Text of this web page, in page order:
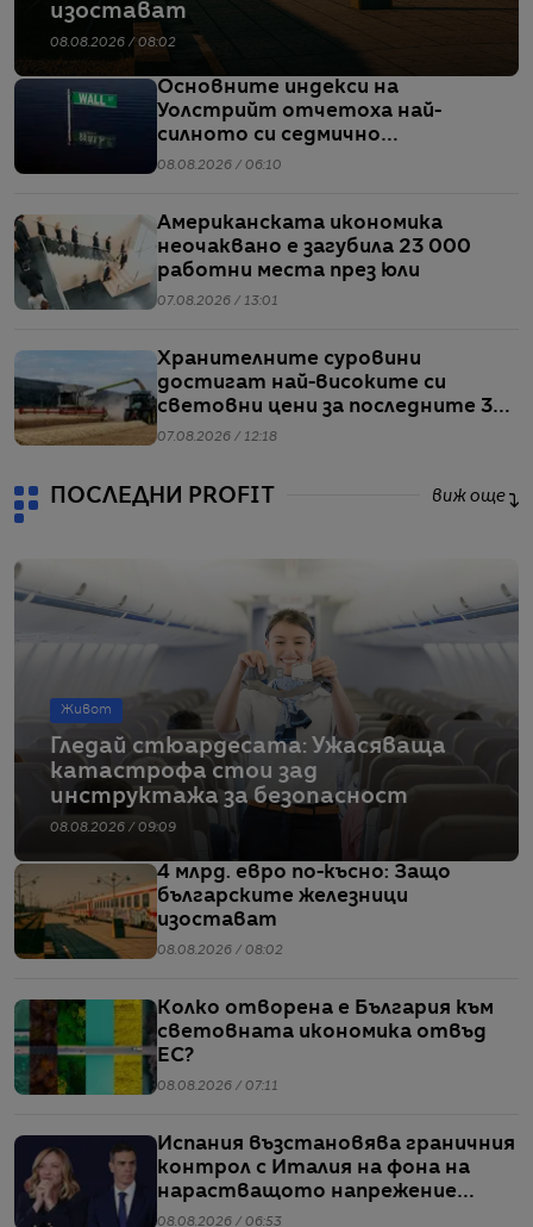
изостават
08.08.2026 / 08:02
Основните индекси на
Уолстрийт отчетоха най-
силното си седмично
представяне от април насам
08.08.2026 / 06:10
Американската икономика
неочаквано е загубила 23 000
работни места през юли
07.08.2026 / 13:01
Хранителните суровини
достигат най-високите си
световни цени за последните 3
години
07.08.2026 / 12:18
ПОСЛЕДНИ PROFIT виж още
Живот
Гледай стюардесата: Ужасяваща
катастрофа стои зад
инструктажа за безопасност
08.08.2026 / 09:09
4 млрд. евро по-късно: Защо
българските железници
изостават
08.08.2026 / 08:02
Колко отворена е България към
световната икономика отвъд
ЕС?
08.08.2026 / 07:11
Испания възстановява граничния
контрол с Италия на фона на
нарастващото напрежение
заради мигрантите
08.08.2026 / 06:53